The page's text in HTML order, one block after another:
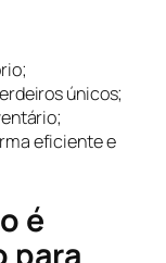
únicos;
eficiente e
é